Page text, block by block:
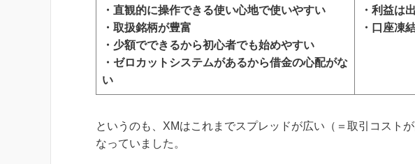
・直観的に操作できる使い心地で使いやすい
・取扱銘柄が豊富
・少額でできるから初心者でも始めやすい
・ゼロカットシステムがあるから借金の心配がな
い
・利益は
・口座凍
というのも、XMはこれまでスプレッドが広い（＝取引コスト
なっていました。